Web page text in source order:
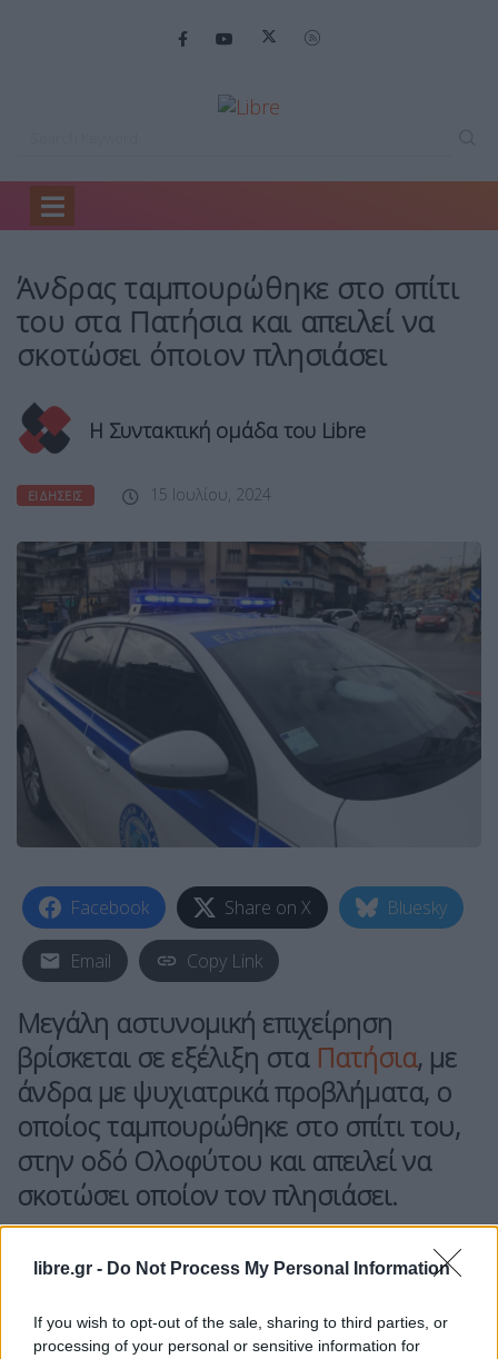
libre.gr - Do Not Process My Personal Information
If you wish to opt-out of the sale, sharing to third parties, or
processing of your personal or sensitive information for
Home
Άνδρας ταμπουρώθηκε στο σπίτι
του στα Πατήσια και απειλεί να
σκοτώσει όποιον πλησιάσει
Η Συντακτική ομάδα του Libre
ΕΙΔΉΣΕΙΣ 15 Ιουλίου, 2024
Facebook Share on X Bluesky
Email Copy Link
Μεγάλη αστυνομική επιχείρηση
βρίσκεται σε εξέλιξη στα Πατήσια, με
άνδρα με ψυχιατρικά προβλήματα, ο
οποίος ταμπουρώθηκε στο σπίτι του,
στην οδό Ολοφύτου και απειλεί να
σκοτώσει οποίον τον πλησιάσει.
οπλισμένος.
Στο σημείο έχει πάει Διαπραγμάτευτης της ΕΛ. ΑΣ..